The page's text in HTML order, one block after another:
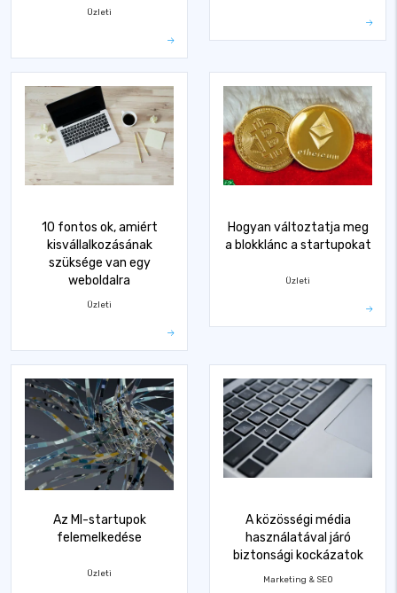
Üzleti
10 fontos ok, amiért
kisvállalkozásának
szüksége van egy
weboldalra
Üzleti
Hogyan változtatja meg
a blokklánc a startupokat
Üzleti
Az MI-startupok
felemelkedése
Üzleti
A közösségi média
használatával járó
biztonsági kockázatok
Marketing & SEO